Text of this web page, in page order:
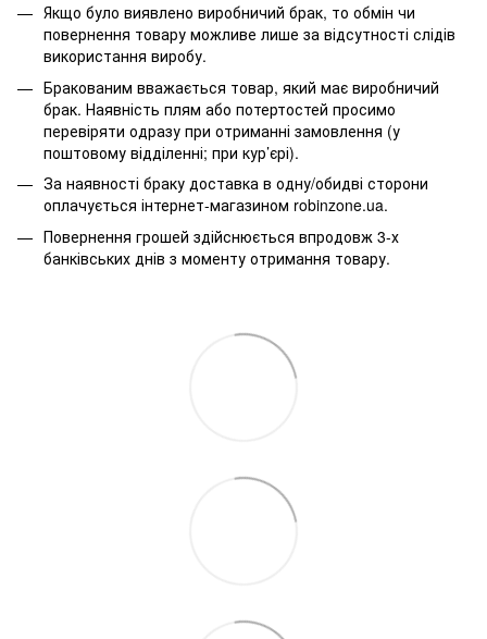
Якщо було виявлено виробничий брак, то обмін чи
повернення товару можливе лише за відсутності слідів
використання виробу.
Бракованим вважається товар, який має виробничий
брак. Наявність плям або потертостей просимо
перевіряти одразу при отриманні замовлення (у
поштовому відділенні; при кур’єрі).
За наявності браку доставка в одну/обидві сторони
оплачується інтернет-магазином robinzone.ua.
Повернення грошей здійснюється впродовж 3-х
банківських днів з моменту отримання товару.